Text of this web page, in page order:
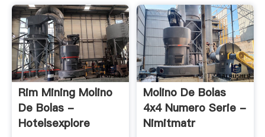
Rim Mining Molino
De Bolas -
Hotelsexplore
Molino De Bolas
4x4 Numero Serie -
Nimitmatr